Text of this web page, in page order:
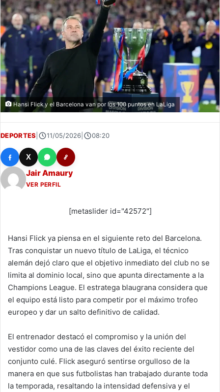
Hansi Flick y el Barcelona van por los 100 puntos en LaLiga
DEPORTES 11/05/2026 08:20
X
Jair Amaury
VER PERFIL
[metaslider id="42572"]
Hansi Flick ya piensa en el siguiente reto del Barcelona.
Tras conquistar un nuevo título de LaLiga, el técnico
alemán dejó claro que el objetivo inmediato del club no se
limita al dominio local, sino que apunta directamente a la
Champions League. El estratega blaugrana considera que
el equipo está listo para competir por el máximo trofeo
europeo y dar un salto definitivo de calidad.
El entrenador destacó el compromiso y la unión del
vestidor como una de las claves del éxito reciente del
conjunto culé. Flick aseguró sentirse orgulloso de la
manera en que sus futbolistas han trabajado durante toda
la temporada, resaltando la intensidad defensiva y el